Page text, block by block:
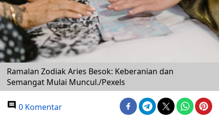
Ramalan Zodiak Aries Besok: Keberanian dan
Semangat Mulai Muncul./Pexels
0 Komentar